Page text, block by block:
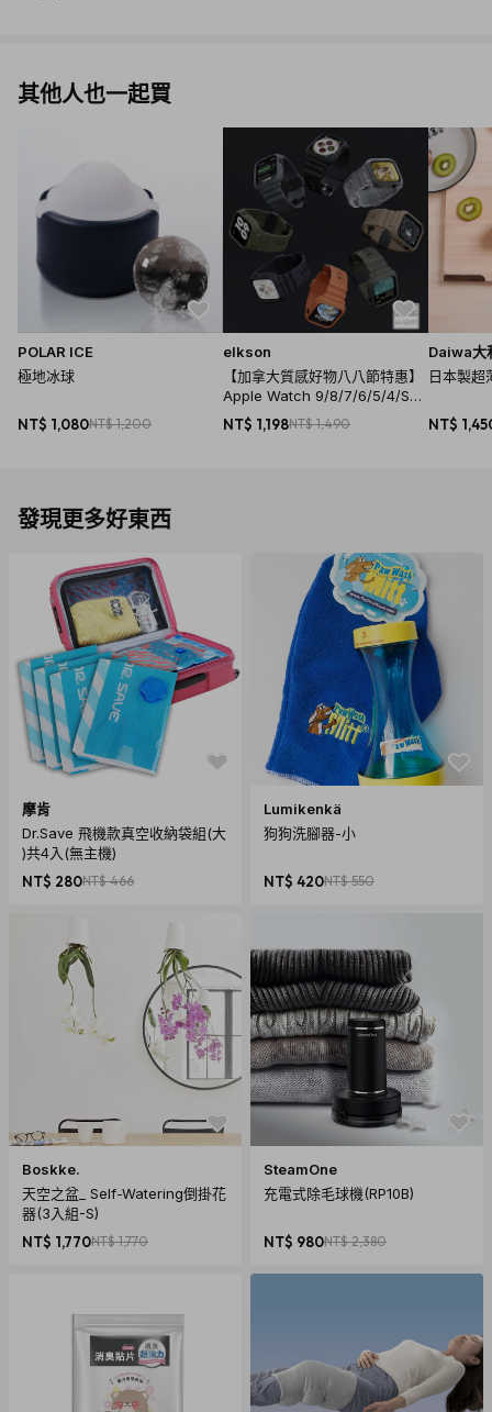
其他人也一起買
POLAR ICE
極地冰球
NT$ 1,080NT$ 1,200
elkson
【加拿大質感好物八八節特惠】
Apple Watch 9/8/7/6/5/4/SE
一體成形軍規錶帶 - 44/45mm(
8色)
NT$ 1,198NT$ 1,490
Daiwa大
日本製超
NT$
發現更多好東西
摩肯
Dr.Save 飛機款真空收納袋組(大
)共4入(無主機)
NT$ 280NT$ 466
Lumikenkä
狗狗洗腳器-小
NT$ 420NT$ 550
Boskke.
天空之盆_ Self-Watering倒掛花
器(3入組-S)
NT$ 1,770NT$ 1,770
SteamOne
充電式除毛球機(RP10B)
NT$ 980NT$ 2,380